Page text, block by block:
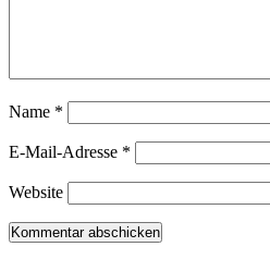
Name *
E-Mail-Adresse *
Website